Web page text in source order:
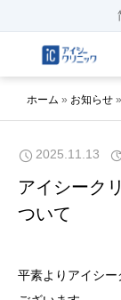
ホーム » お知らせ »
2025.11.13
アイシーク
ついて
平素よりアイシ